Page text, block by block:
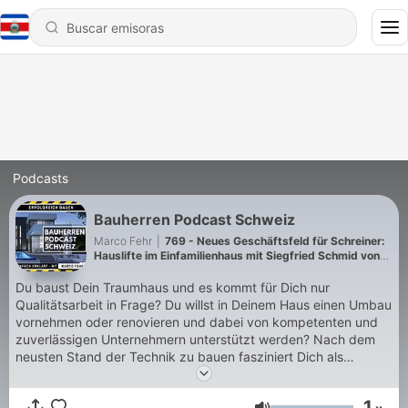
Podcasts
Bauherren Podcast Schweiz
Marco Fehr
769 - Neues Geschäftsfeld für Schreiner:
Hauslifte im Einfamilienhaus mit Siegfried Schmid von
Du baust Dein Traumhaus und es kommt für Dich nur
Qualitätsarbeit in Frage? Du willst in Deinem Haus einen Umbau
vornehmen oder renovieren und dabei von kompetenten und
zuverlässigen Unternehmern unterstützt werden? Nach dem
neusten Stand der Technik zu bauen fasziniert Dich als
baubegeisterte Person? Willst Du wissen wo Du das beste
Preis-Leistungsverhältnis für deine Immobilie bekommst? Dann